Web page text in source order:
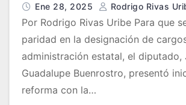
Ene 28, 2025 Rodrigo Rivas
Por Rodrigo Rivas Uribe Para que
paridad en la designación de
administración estatal, el diputado,
Guadalupe Buenrostro, presentó
reforma con la…